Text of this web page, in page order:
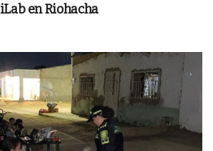
en Riohacha